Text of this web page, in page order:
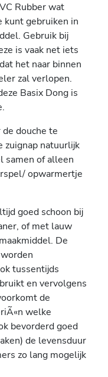
Rubber wat
kunt gebruiken in
Gebruik bij
is vaak net iets
het naar binnen
zal verlopen.
Basix Dong is
douche te
zuignap natuurlijk
samen of alleen
opwarmertje
goed schoon bij
of met lauw
De
tussentijds
en vervolgens
de
welke
bevorderd goed
de levensduur
zo lang mogelijk